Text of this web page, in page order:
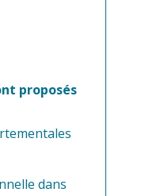
proposés
dans